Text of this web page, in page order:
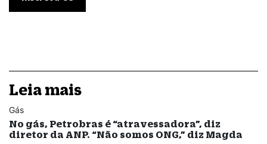
Leia mais
Gás
No gás, Petrobras é “atravessadora”, diz
diretor da ANP. “Não somos ONG,” diz Magda